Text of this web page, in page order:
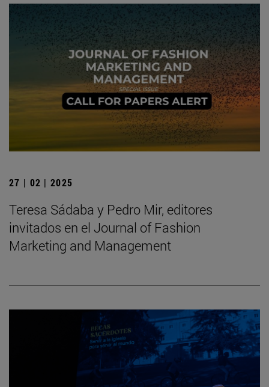
27 | 02 | 2025
Teresa Sádaba y Pedro Mir, editores
invitados en el Journal of Fashion
Marketing and Management